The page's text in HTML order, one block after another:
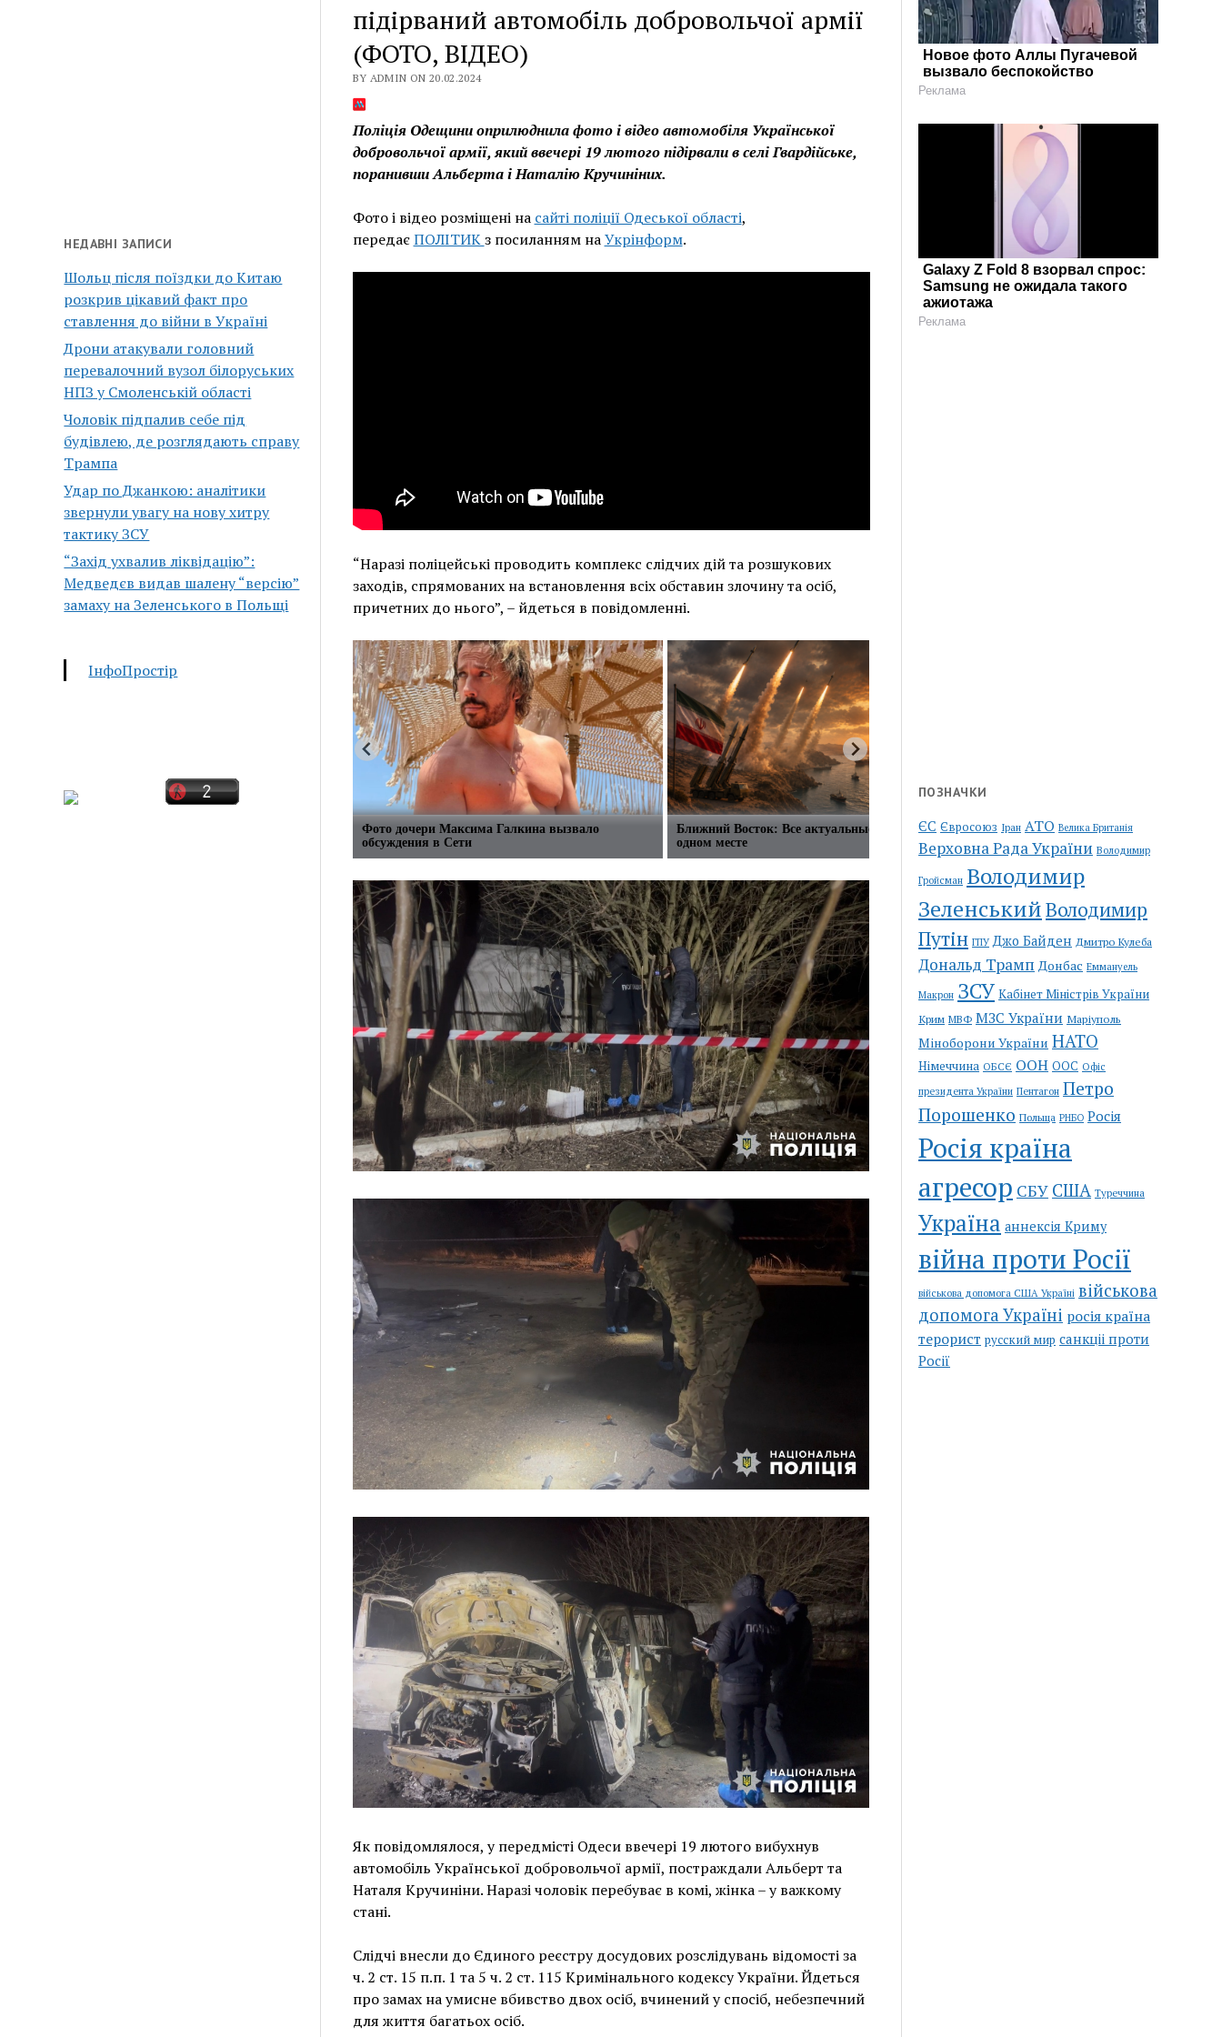
НЕДАВНІ ЗАПИСИ
Шольц після поїздки до Китаю
розкрив цікавий факт про
ставлення до війни в Україні
Дрони атакували головний
перевалочний вузол білоруських
НПЗ у Смоленській області
Чоловік підпалив себе під
будівлею, де розглядають справу
Трампа
Удар по Джанкою: аналітики
звернули увагу на нову хитру
тактику ЗСУ
“Захід ухвалив ліквідацію”:
Медведєв видав шалену “версію”
замаху на Зеленського в Польщі
ІнфоПростір
підірваний автомобіль добровольчої армії
(ФОТО, ВІДЕО)
BY ADMIN ON 20.02.2024
Поліція Одещини оприлюднила фото і відео автомобіля Української
добровольчої армії, який ввечері 19 лютого підірвали в селі Гвардійське,
поранивши Альберта і Наталію Кручиніних.
Фото і відео розміщені на сайті поліції Одеської області,
передаєПОЛІТИКз посиланням наУкрінформ.
“Наразі поліцейські проводить комплекс слідчих дій та розшукових
заходів, спрямованих на встановлення всіх обставин злочину та осіб,
причетних до нього”, – йдеться в повідомленні.
Фото дочери Максима Галкина вызвало
обсуждения в Сети
Ближний Восток: Все актуальные новости в
одном месте
Як повідомлялося, у передмісті Одеси ввечері 19 лютого вибухнув
автомобіль Української добровольчої армії, постраждали Альберт та
Наталя Кручиніни. Наразі чоловік перебуває в комі, жінка – у важкому
стані.
Слідчі внесли до Єдиного реєстру досудових розслідувань відомості за
ч. 2 ст. 15 п.п. 1 та 5 ч. 2 ст. 115 Кримінального кодексу України. Йдеться
про замах на умисне вбивство двох осіб, вчинений у спосіб, небезпечний
для життя багатьох осіб.
Новое фото Аллы Пугачевой
вызвало беспокойство
Реклама
Galaxy Z Fold 8 взорвал спрос:
Samsung не ожидала такого
ажиотажа
Реклама
ПОЗНАЧКИ
ЄС Євросоюз Іран АТО Велика Британія
Верховна Рада України Володимир
Гройсман Володимир
ЗеленськийВолодимир
Путін ГПУ Джо Байден Дмитро Кулеба
Дональд Трамп Донбас Еммануель
Макрон ЗСУ Кабінет Міністрів України
Крим МВФ МЗС України Маріуполь
Міноборони України НАТО
Німеччина ОБСЄ ООН ООС Офіс
президента України Пентагон Петро
Порошенко Польща РНБО Росія
Росія країна
агресор СБУ США Туреччина
Україна аннексія Криму
війна проти Росії
військова допомога США Україні військова
допомога Україні росія країна
терорист русский мир санкціі проти
Росії